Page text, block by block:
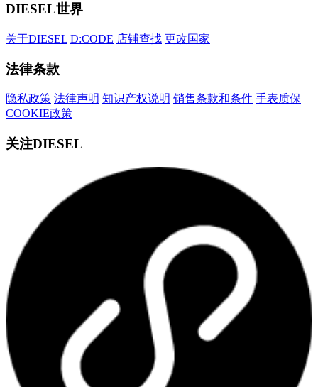
DIESEL世界
关于DIESEL D:CODE 店铺查找 更改国家
法律条款
隐私政策 法律声明 知识产权说明 销售条款和条件 手表质保
COOKIE政策
关注DIESEL